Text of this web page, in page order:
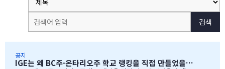
검색
공지
IGE는 왜 BC주·온타리오주 학교 랭킹을 직접 만들었을까?